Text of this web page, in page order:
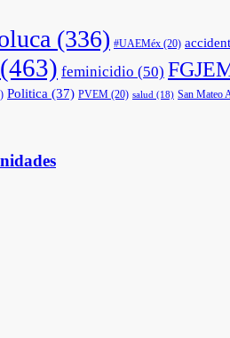
(336) #UAEMéx (20)
(463) feminicidio (50)
Politica (37) PVEM (20) salud (18) San Mateo